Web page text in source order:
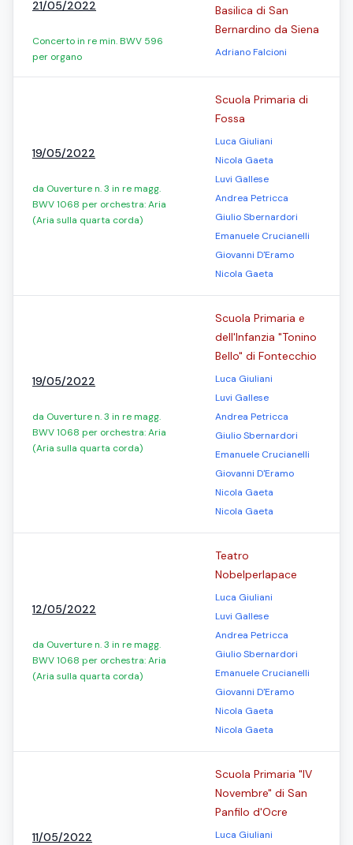
21/05/2022
Concerto in re min. BWV 596
per organo
Basilica di San
Bernardino da Siena
Adriano Falcioni
19/05/2022
da Ouverture n. 3 in re magg.
BWV 1068 per orchestra: Aria
(Aria sulla quarta corda)
Scuola Primaria di
Fossa
Luca Giuliani
Nicola Gaeta
Luvi Gallese
Andrea Petricca
Giulio Sbernardori
Emanuele Crucianelli
Giovanni D'Eramo
Nicola Gaeta
19/05/2022
da Ouverture n. 3 in re magg.
BWV 1068 per orchestra: Aria
(Aria sulla quarta corda)
Scuola Primaria e
dell'Infanzia "Tonino
Bello" di Fontecchio
Luca Giuliani
Luvi Gallese
Andrea Petricca
Giulio Sbernardori
Emanuele Crucianelli
Giovanni D'Eramo
Nicola Gaeta
Nicola Gaeta
12/05/2022
da Ouverture n. 3 in re magg.
BWV 1068 per orchestra: Aria
(Aria sulla quarta corda)
Teatro
Nobelperlapace
Luca Giuliani
Luvi Gallese
Andrea Petricca
Giulio Sbernardori
Emanuele Crucianelli
Giovanni D'Eramo
Nicola Gaeta
Nicola Gaeta
11/05/2022
Scuola Primaria "IV
Novembre" di San
Panfilo d'Ocre
Luca Giuliani